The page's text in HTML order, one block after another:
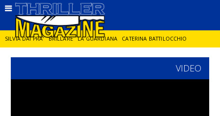
SILVIA DAI PRA' BRILLARE LA GUARDIANA CATERINA BATTILOCCHIO
GIANCARLO DE CATALDOVIDEO